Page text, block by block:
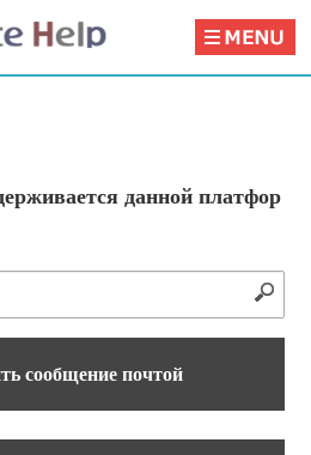
данной платфор
сообщение почтой